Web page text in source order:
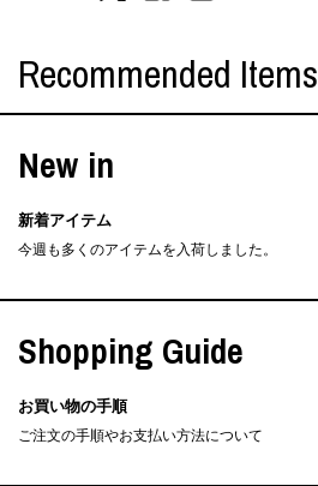
Recommended Items
New in
新着アイテム
今週も多くのアイテムを入荷しました。
Shopping Guide
お買い物の手順
ご注文の手順やお支払い方法について